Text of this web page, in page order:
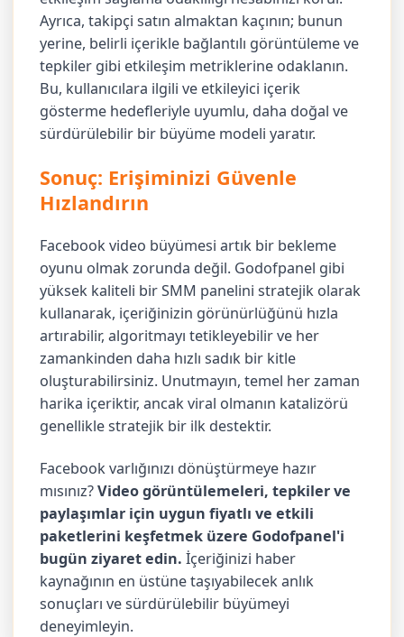
Ayrıca, takipçi satın almaktan kaçının; bunun
yerine, belirli içerikle bağlantılı görüntüleme ve
tepkiler gibi etkileşim metriklerine odaklanın.
Bu, kullanıcılara ilgili ve etkileyici içerik
gösterme hedefleriyle uyumlu, daha doğal ve
sürdürülebilir bir büyüme modeli yaratır.
Sonuç: Erişiminizi Güvenle
Hızlandırın
Facebook video büyümesi artık bir bekleme
oyunu olmak zorunda değil. Godofpanel gibi
yüksek kaliteli bir SMM panelini stratejik olarak
kullanarak, içeriğinizin görünürlüğünü hızla
artırabilir, algoritmayı tetikleyebilir ve her
zamankinden daha hızlı sadık bir kitle
oluşturabilirsiniz. Unutmayın, temel her zaman
harika içeriktir, ancak viral olmanın katalizörü
genellikle stratejik bir ilk destektir.
Facebook varlığınızı dönüştürmeye hazır
mısınız?Video görüntülemeleri, tepkiler ve
paylaşımlar için uygun fiyatlı ve etkili
paketlerini keşfetmek üzere Godofpanel'i
bugün ziyaret edin. İçeriğinizi haber
kaynağının en üstüne taşıyabilecek anlık
sonuçları ve sürdürülebilir büyümeyi
deneyimleyin.